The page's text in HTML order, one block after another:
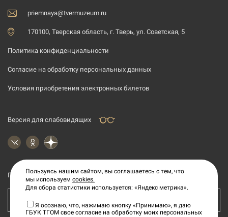
priemnaya@tvermuzeum.ru
170100, Тверская область, г. Тверь, ул. Советская, 5
Политика конфиденциальности
Согласие на обработку персональных данных
Условия приобретения электронных билетов
Версия для слабовидящих
Подпишитесь на рассылку новостей
Ваш e-mail адрес
Пользуясь нашим сайтом, вы соглашаетесь с тем, что
мы используем cookies.
Для сбора статистики используется: «Яндекс метрика».
Я осознаю, что, нажимаю кнопку «Принимаю», я даю
ГБУК ТГОМ свое согласие на обработку моих персональных